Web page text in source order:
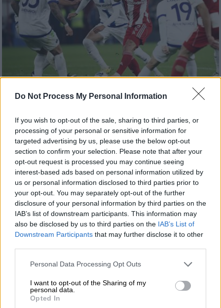
Do Not Process My Personal Information
If you wish to opt-out of the sale, sharing to third parties, or
processing of your personal or sensitive information for
targeted advertising by us, please use the below opt-out
section to confirm your selection. Please note that after your
opt-out request is processed you may continue seeing
interest-based ads based on personal information utilized by
us or personal information disclosed to third parties prior to
your opt-out. You may separately opt-out of the further
disclosure of your personal information by third parties on the
IAB’s list of downstream participants. This information may
also be disclosed by us to third parties on the IAB’s List of
Downstream Participants that may further disclose it to other
Please note that this website/app uses one or more Google
not limited to your visit or usage behaviour. You may click to
grant or deny consent to Google and its third-party tags to
use your data for below specified purposes in below Google
Personal Data Processing Opt Outs
I want to opt-out of the Sharing of my
personal data.
Opted In
Μπλόκο της μαχητικής Κηφισιάς στον
Ολυμπιακό που έκανε γκέλα στο Γ.
Καραϊσκάκης!
Ισόπαλο 1-1 έληξε το ματς του Ολυμπιακού
με την Κηφισιά